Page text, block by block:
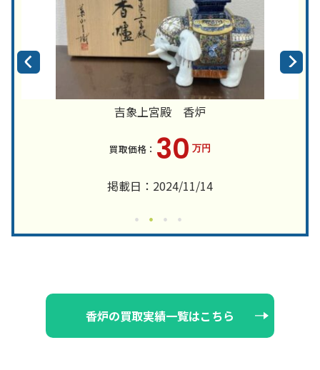
吉象上宮殿 香炉
30 万円
掲載日：2024/11/14
香炉の買取実績一覧はこちら